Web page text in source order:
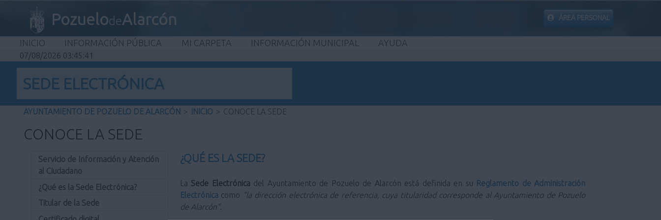
PozuelodeAlarcón ÁREA PERSONAL
INICIO INFORMACIÓN PÚBLICA MI CARPETA INFORMACIÓN MUNICIPAL AYUDA
07/08/2026 03:45:41
SEDE ELECTRÓNICA
AYUNTAMIENTO DE POZUELO DE ALARCÓN > INICIO > CONOCE LA SEDE
CONOCE LA SEDE
Servicio de Información y Atención
al Ciudadano
¿Qué es la Sede Electrónica?
Titular de la Sede
¿QUÉ ES LA SEDE?
La Sede Electrónica del Ayuntamiento de Pozuelo de Alarcón está definida en su
Reglamento de Administración
Electrónica como
"la dirección electrónica de referencia, cuya titularidad corresponde al Ayuntamiento de Pozuelo
de Alarcón".